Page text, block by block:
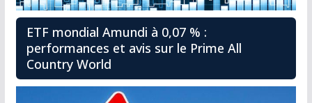
ETF mondial Amundi à 0,07 % :
performances et avis sur le Prime All
Country World